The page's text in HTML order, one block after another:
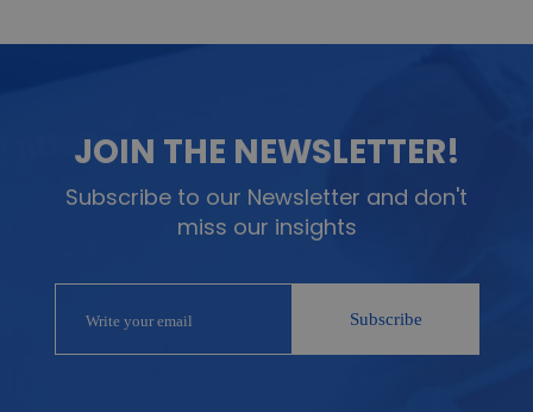
JOIN THE NEWSLETTER!
Subscribe to our Newsletter and don't
miss our insights